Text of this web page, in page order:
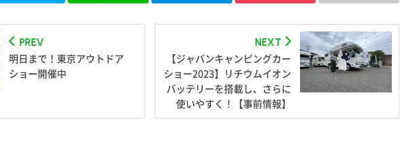
PREV
明日まで！東京アウトドア
ショー開催中
NEXT
【ジャパンキャンピングカー
ショー2023】リチウムイオン
バッテリーを搭載し、さらに
使いやすく！【事前情報】